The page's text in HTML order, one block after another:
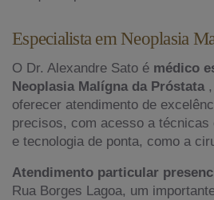
Especialista em Neoplasia
O Dr. Alexandre Sato é médico
Neoplasia Malígna da Próstata
oferecer atendimento de
precisos, com acesso a técnicas
e tecnologia de ponta, como a
Atendimento particular
Rua Borges Lagoa, um